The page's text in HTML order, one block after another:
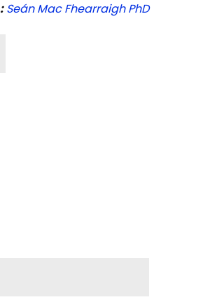
:Seán Mac Fhearraigh PhD